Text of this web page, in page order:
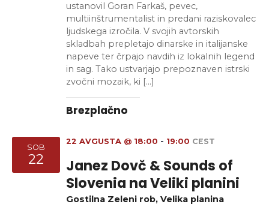
ustanovil Goran Farkaš, pevec,
multiinštrumentalist in predani raziskovalec
ljudskega izročila. V svojih avtorskih
skladbah prepletajo dinarske in italijanske
napeve ter črpajo navdih iz lokalnih legend
in sag. Tako ustvarjajo prepoznaven istrski
zvočni mozaik, ki […]
Brezplačno
SOB
22
Janez Dovč & Sounds of
Slovenia na Veliki planini
22 AVGUSTA @ 18:00 - 19:00 CEST
Gostilna Zeleni rob, Velika planina